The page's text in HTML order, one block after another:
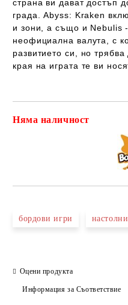
страна ви дават достъп
града. Abyss: Kraken
и зони, а също и Nebulis
неофициална валута, с
развитието си, но
края на играта те ви
Няма наличност
бордови игри
Оцени продукта
Информация за Съответствие